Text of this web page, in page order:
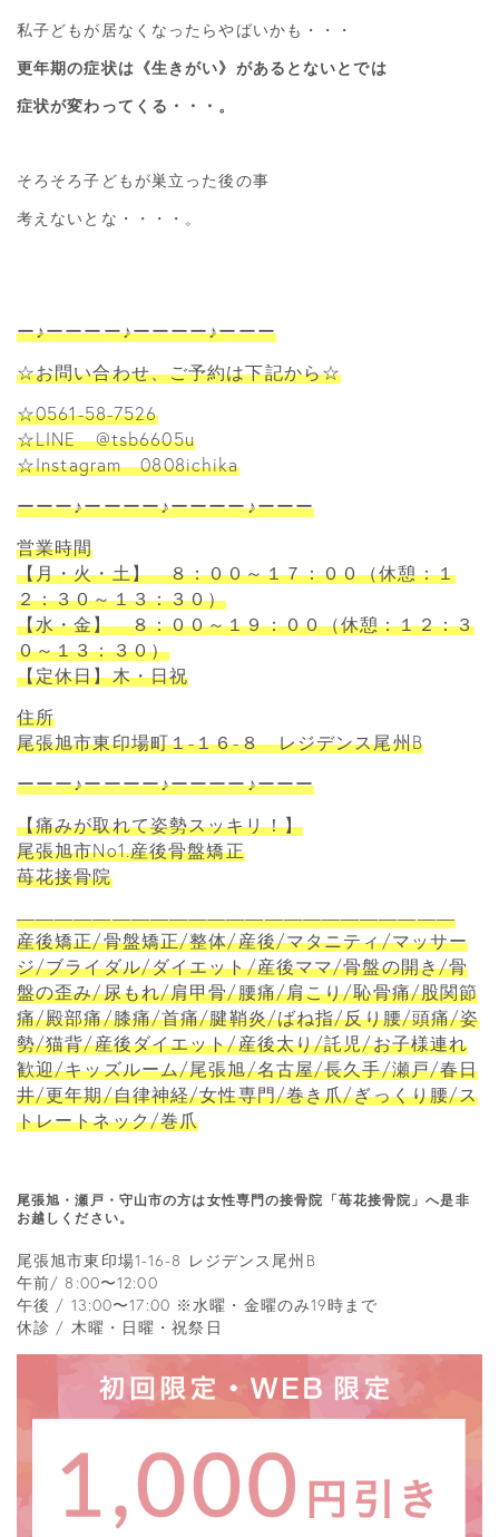
私子どもが居なくなったらやばいかも・・・
更年期の症状は《生きがい》があるとないとでは
症状が変わってくる・・・。
そろそろ子どもが巣立った後の事
考えないとな・・・・。
ー♪ーーーー♪ーーーー♪ーーー
☆お問い合わせ、ご予約は下記から☆
☆0561-58-7526
☆LINE @tsb6605u
☆Instagram 0808ichika
ーーー♪ーーーー♪ーーーー♪ーーー
営業時間
【月・火・土】 ８：００～１７：００（休憩：１
２：３０～１３：３０）
【水・金】 ８：００～１９：００（休憩：１２：３
０～１３：３０）
【定休日】木・日祝
住所
尾張旭市東印場町１-１６-８ レジデンス尾州B
ーーー♪ーーーー♪ーーーー♪ーーー
【痛みが取れて姿勢スッキリ！】
尾張旭市No1.産後骨盤矯正
苺花接骨院
―――――――――――――――――――――――
産後矯正/骨盤矯正/整体/産後/マタニティ/マッサー
ジ/ブライダル/ダイエット/産後ママ/骨盤の開き/骨
盤の歪み/尿もれ/肩甲骨/腰痛/肩こり/恥骨痛/股関節
痛/殿部痛/膝痛/首痛/腱鞘炎/ばね指/反り腰/頭痛/姿
勢/猫背/産後ダイエット/産後太り/託児/お子様連れ
歓迎/キッズルーム/尾張旭/名古屋/長久手/瀬戸/春日
井/更年期/自律神経/女性専門/巻き爪/ぎっくり腰/ス
トレートネック/巻爪
尾張旭・瀬戸・守山市の方は女性専門の接骨院「苺花接骨院」へ是非
お越しください。
尾張旭市東印場1-16-8 レジデンス尾州B
午前/ 8:00〜12:00
午後 / 13:00〜17:00 ※水曜・金曜のみ19時まで
休診 / 木曜・日曜・祝祭日